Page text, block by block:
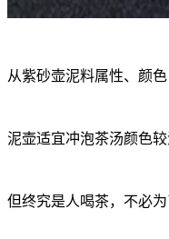
从紫砂壶泥料属性、颜
泥壶适宜冲泡茶汤颜色
但终究是人喝茶，不必